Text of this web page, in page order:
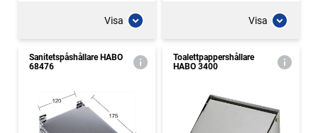
Visa Visa
Sanitetspåshållare HABO
68476
Toalettpappershållare
HABO 3400